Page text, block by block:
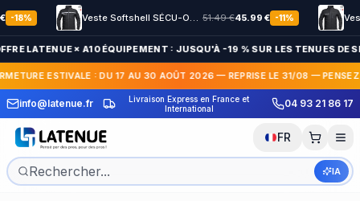
Veste Softshell SÉCU-ONE HV-TAPE Sécurité Privée noir 51.49 €45.99€ -11%
LATENUE × A10 ÉQUIPEMENT : JUSQU'À -19 % SUR LES TENUES DE
ESTIVALE : DU 17 AU 30 AOÛT 2026 — REPRISE LE 31/08 — PENSEZ
info@latenue.fr
en France et
International
Paiement en 3x / 4x sans frais
30 jours pour
04 93 21 86 17
FR
IA